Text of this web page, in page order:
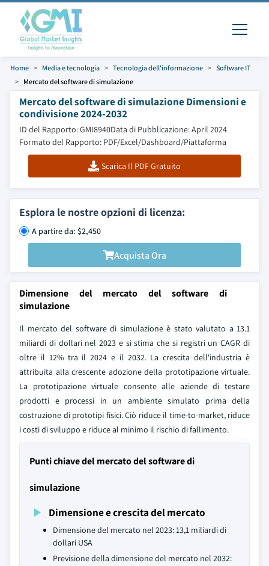
Home Media e tecnologia Tecnologia dell'informazione
Software IT
Mercato del software di simulazione
Mercato del software di simulazione Dimensioni e
condivisione 2024-2032
ID del Rapporto: GMI8940Data di Pubblicazione: April 2024
Formato del Rapporto: PDF/Excel/Dashboard/Piattaforma
Scarica Il PDF Gratuito
Esplora le nostre opzioni di licenza:
A partire da: $2,450
Acquista Ora
Dimensione del mercato del software di
simulazione
Il mercato del software di simulazione è stato valutato a 13.1
miliardi di dollari nel 2023 e si stima che si registri un CAGR di
oltre il 12% tra il 2024 e il 2032. La crescita dell'industria è
attribuita alla crescente adozione della prototipazione virtuale.
La prototipazione virtuale consente alle aziende di testare
prodotti e processi in un ambiente simulato prima della
costruzione di prototipi fisici. Ciò riduce il time-to-market, riduce
i costi di sviluppo e riduce al minimo il rischio di fallimento.
Punti chiave del mercato del software di
simulazione
Dimensione e crescita del mercato
Dimensione del mercato nel 2023: 13,1 miliardi di
dollari USA
Previsione della dimensione del mercato nel 2032: